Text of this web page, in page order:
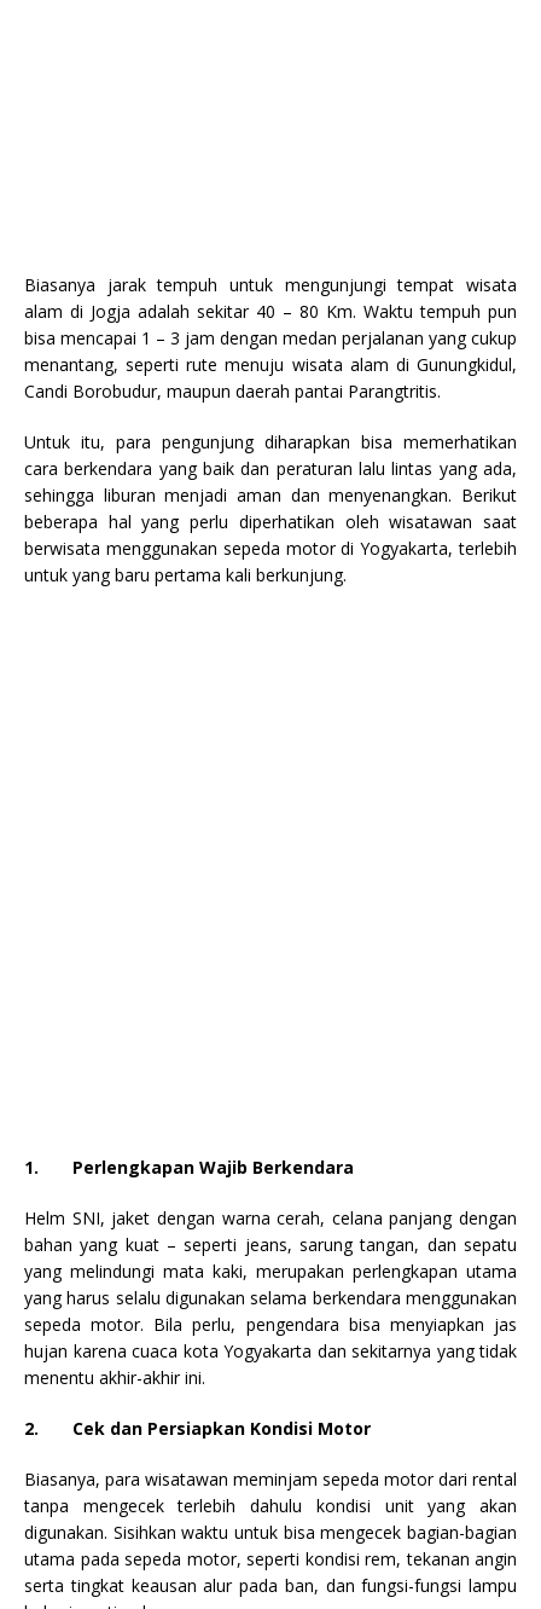
Biasanya jarak tempuh untuk mengunjungi tempat wisata
alam di Jogja adalah sekitar 40 – 80 Km. Waktu tempuh pun
bisa mencapai 1 – 3 jam dengan medan perjalanan yang cukup
menantang, seperti rute menuju wisata alam di Gunungkidul,
Candi Borobudur, maupun daerah pantai Parangtritis.
Untuk itu, para pengunjung diharapkan bisa memerhatikan
cara berkendara yang baik dan peraturan lalu lintas yang ada,
sehingga liburan menjadi aman dan menyenangkan. Berikut
beberapa hal yang perlu diperhatikan oleh wisatawan saat
berwisata menggunakan sepeda motor di Yogyakarta, terlebih
untuk yang baru pertama kali berkunjung.
1. Perlengkapan Wajib Berkendara
Helm SNI, jaket dengan warna cerah, celana panjang dengan
bahan yang kuat – seperti jeans, sarung tangan, dan sepatu
yang melindungi mata kaki, merupakan perlengkapan utama
yang harus selalu digunakan selama berkendara menggunakan
sepeda motor. Bila perlu, pengendara bisa menyiapkan jas
hujan karena cuaca kota Yogyakarta dan sekitarnya yang tidak
menentu akhir-akhir ini.
2. Cek dan Persiapkan Kondisi Motor
Biasanya, para wisatawan meminjam sepeda motor dari rental
tanpa mengecek terlebih dahulu kondisi unit yang akan
digunakan. Sisihkan waktu untuk bisa mengecek bagian-bagian
utama pada sepeda motor, seperti kondisi rem, tekanan angin
serta tingkat keausan alur pada ban, dan fungsi-fungsi lampu